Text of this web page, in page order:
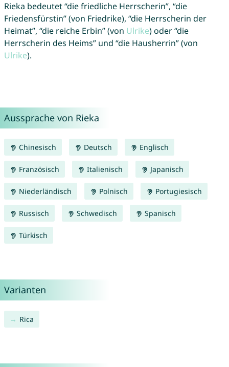
Rieka bedeutet “die friedliche Herrscherin”, “die
Friedensfürstin” (von Friedrike), “die Herrscherin der
Heimat”, “die reiche Erbin” (von Ulrike) oder “die
Herrscherin des Heims” und “die Hausherrin” (von
Ulrike).
Aussprache von Rieka
Chinesisch Deutsch Englisch
Französisch Italienisch Japanisch
Niederländisch Polnisch Portugiesisch
Russisch Schwedisch Spanisch
Türkisch
Varianten
Rica